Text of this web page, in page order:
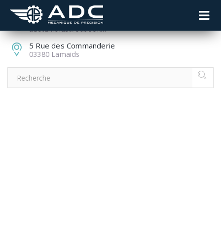
04 70 51 85 85
adc.lamaids@outlook.fr
5 Rue des Commanderie
03380 Lamaids